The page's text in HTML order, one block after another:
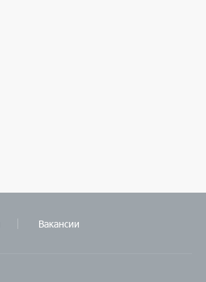
Вакансии